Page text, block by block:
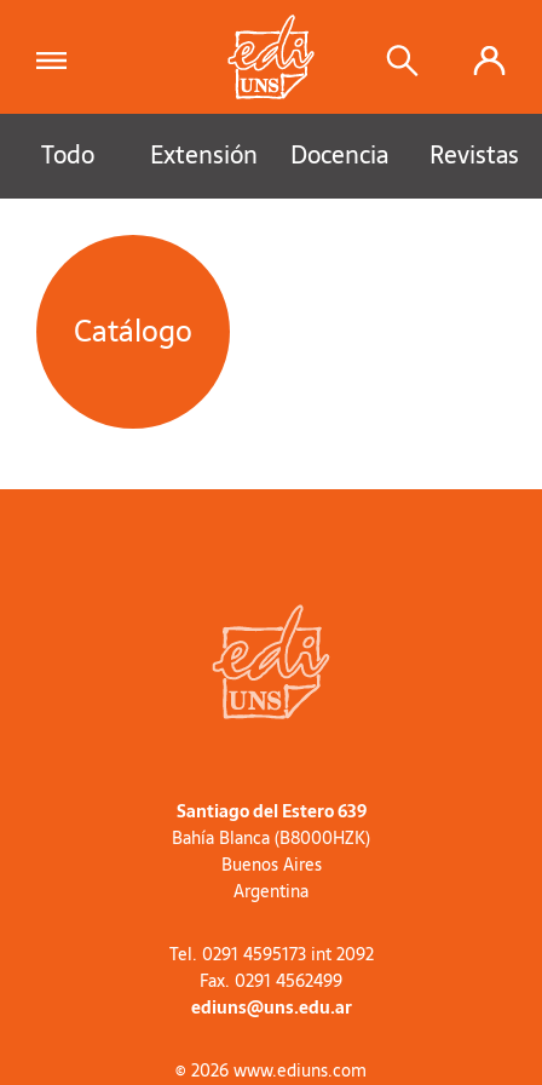
Todo Extensión Docencia Revistas
Catálogo
Santiago del Estero 639
Bahía Blanca (B8000HZK)
Buenos Aires
Argentina
Tel. 0291 4595173 int 2092
Fax. 0291 4562499
ediuns@uns.edu.ar
© 2026 www.ediuns.com